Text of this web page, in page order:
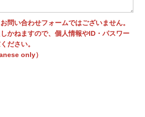
問い合わせフォームではございません。
かねますので、個人情報やID・パスワー
ださい。
only）